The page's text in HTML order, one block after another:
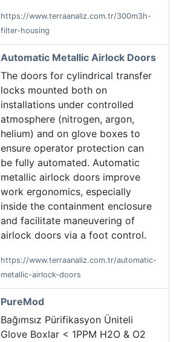
https://www.terraanaliz.com.tr/300m3h-
filter-housing
Automatic Metallic Airlock Doors
The doors for cylindrical transfer
locks mounted both on
installations under controlled
atmosphere (nitrogen, argon,
helium) and on glove boxes to
ensure operator protection can
be fully automated. Automatic
metallic airlock doors improve
work ergonomics, especially
inside the containment enclosure
and facilitate maneuvering of
airlock doors via a foot control.
https://www.terraanaliz.com.tr/automatic-
metallic-airlock-doors
PureMod
Bağımsız Pürifikasyon Üniteli
Glove Boxlar < 1PPM H2O & O2